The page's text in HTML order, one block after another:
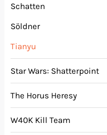
Schatten
Söldner
Tianyu
Star Wars: Shatterpoint
The Horus Heresy
W40K Kill Team